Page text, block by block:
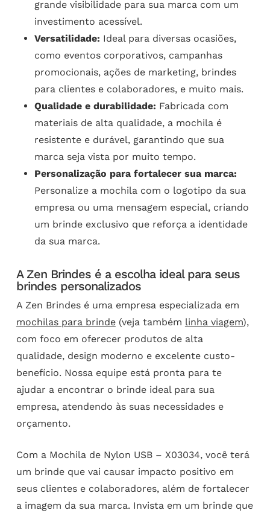
grande visibilidade para sua marca com um
investimento acessível.
Versatilidade: Ideal para diversas ocasiões,
como eventos corporativos, campanhas
promocionais, ações de marketing, brindes
para clientes e colaboradores, e muito mais.
Qualidade e durabilidade: Fabricada com
materiais de alta qualidade, a mochila é
resistente e durável, garantindo que sua
marca seja vista por muito tempo.
Personalização para fortalecer sua marca:
Personalize a mochila com o logotipo da sua
empresa ou uma mensagem especial, criando
um brinde exclusivo que reforça a identidade
da sua marca.
A Zen Brindes é a escolha ideal para seus
brindes personalizados
A Zen Brindes é uma empresa especializada em
mochilas para brinde(veja também linha viagem),
com foco em oferecer produtos de alta
qualidade, design moderno e excelente custo-
benefício. Nossa equipe está pronta para te
ajudar a encontrar o brinde ideal para sua
empresa, atendendo às suas necessidades e
orçamento.
Com a Mochila de Nylon USB – X03034, você terá
um brinde que vai causar impacto positivo em
seus clientes e colaboradores, além de fortalecer
a imagem da sua marca. Invista em um brinde que